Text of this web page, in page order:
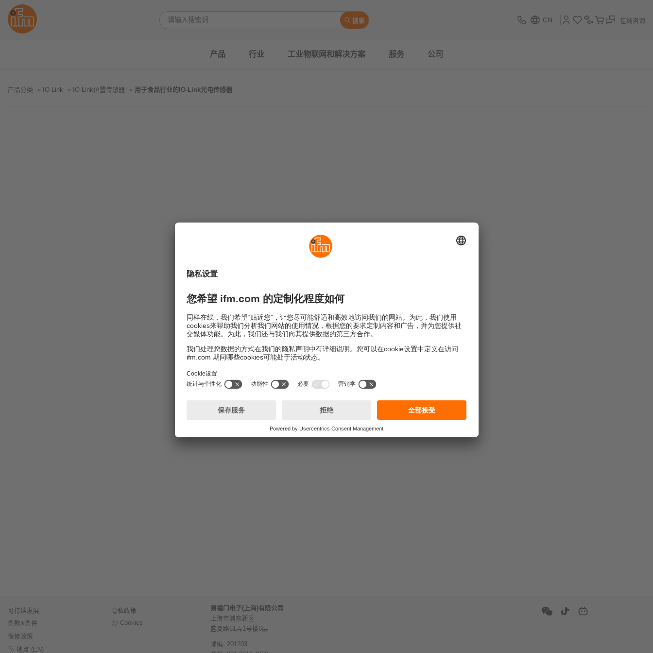
搜索 CN 在线咨询
产品 行业 工业物联网和解决方案 服务 公司
产品分类 IO-Link IO-Link位置传感器 用于食品行业的IO-Link光电传感器
可持续发展
条款&条件
保修政策
地点 (EN)
隐私政策
Cookies
易福门电子(上海)有限公司
上海市浦东新区
盛夏路61弄1号楼6层
邮编: 201203